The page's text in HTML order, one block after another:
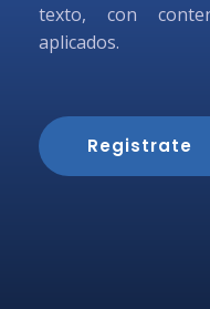
texto, con
aplicados.
Registrate